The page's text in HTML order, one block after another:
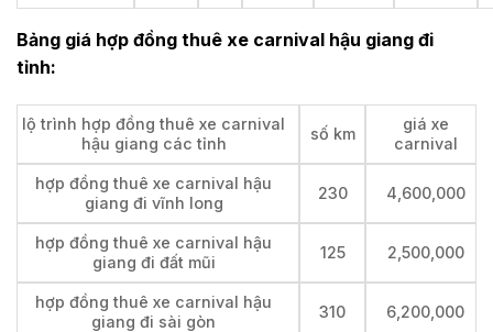
Bảng giá hợp đồng thuê xe carnival hậu giang đi
tỉnh:
lộ trình hợp đồng thuê xe carnival
hậu giang các tỉnh
số km
giá xe
carnival
hợp đồng thuê xe carnival hậu
giang đi vĩnh long
230 4,600,000
hợp đồng thuê xe carnival hậu
giang đi đất mũi
125 2,500,000
hợp đồng thuê xe carnival hậu
giang đi sài gòn
310 6,200,000